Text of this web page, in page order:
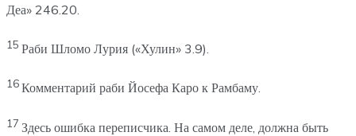
Деа» 246.20.
15 Раби Шломо Лурия («Хулин» 3.9).
16Комментарий раби Йосефа Каро к Рамбаму.
17 Здесь ошибка переписчика. На самом деле, должна быть